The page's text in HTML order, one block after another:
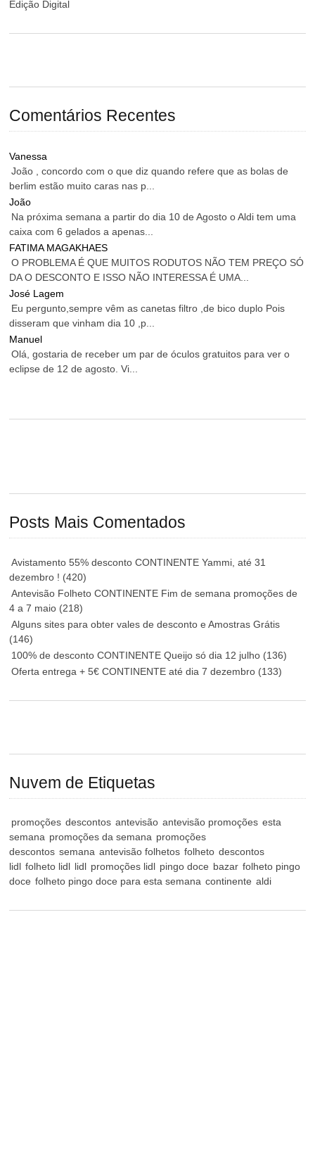
Edição Digital
Comentários Recentes
Vanessa
João , concordo com o que diz quando refere que as bolas de
berlim estão muito caras nas p...
João
Na próxima semana a partir do dia 10 de Agosto o Aldi tem uma
caixa com 6 gelados a apenas...
FATIMA MAGAKHAES
O PROBLEMA É QUE MUITOS RODUTOS NÃO TEM PREÇO SÓ
DA O DESCONTO E ISSO NÃO INTERESSA É UMA...
José Lagem
Eu pergunto,sempre vêm as canetas filtro ,de bico duplo Pois
disseram que vinham dia 10 ,p...
Manuel
Olá, gostaria de receber um par de óculos gratuitos para ver o
eclipse de 12 de agosto. Vi...
Posts Mais Comentados
Avistamento 55% desconto CONTINENTE Yammi, até 31
dezembro ! (420)
Antevisão Folheto CONTINENTE Fim de semana promoções de
4 a 7 maio (218)
Alguns sites para obter vales de desconto e Amostras Grátis
(146)
100% de desconto CONTINENTE Queijo só dia 12 julho (136)
Oferta entrega + 5€ CONTINENTE até dia 7 dezembro (133)
Nuvem de Etiquetas
promoções descontos antevisão antevisão promoções esta
semana promoções da semana promoções
descontos semana antevisão folhetos folheto descontos
lidl folheto lidl lidl promoções lidl pingo doce bazar folheto pingo
doce folheto pingo doce para esta semana continente aldi